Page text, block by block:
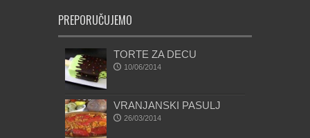
PREPORUČUJEMO
TORTE ZA DECU
10/06/2014
VRANJANSKI PASULJ
26/03/2014